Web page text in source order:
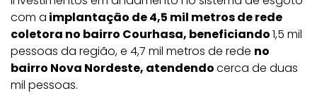
com a implantação de 4,5 mil metros de rede
coletora no bairro Courhasa, beneficiando1,5 mil
pessoas da região, e 4,7 mil metros de rede no
bairro Nova Nordeste, atendendocerca de duas
mil pessoas.